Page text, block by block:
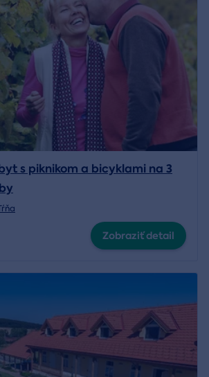
s piknikom a bicyklami na 3
Zobraziť detail